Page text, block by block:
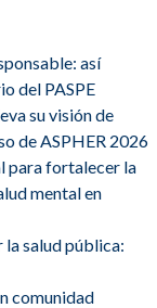
así
del PASPE
su visión de
de ASPHER 2026
para fortalecer la
mental en
salud pública:
comunidad